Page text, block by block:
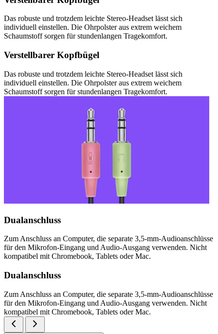
Das robuste und trotzdem leichte Stereo-Headset lässt sich
individuell einstellen. Die Ohrpolster aus extrem weichem
Schaumstoff sorgen für stundenlangen Tragekomfort.
Verstellbarer Kopfbügel
Das robuste und trotzdem leichte Stereo-Headset lässt sich
individuell einstellen. Die Ohrpolster aus extrem weichem
Schaumstoff sorgen für stundenlangen Tragekomfort.
Dualanschluss
Zum Anschluss an Computer, die separate 3,5-mm-Audioanschlüsse
für den Mikrofon-Eingang und Audio-Ausgang verwenden. Nicht
kompatibel mit Chromebook, Tablets oder Mac.
Dualanschluss
Zum Anschluss an Computer, die separate 3,5-mm-Audioanschlüsse
für den Mikrofon-Eingang und Audio-Ausgang verwenden. Nicht
kompatibel mit Chromebook, Tablets oder Mac.